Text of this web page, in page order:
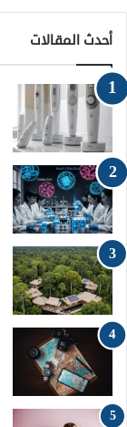
أحدث المقالات